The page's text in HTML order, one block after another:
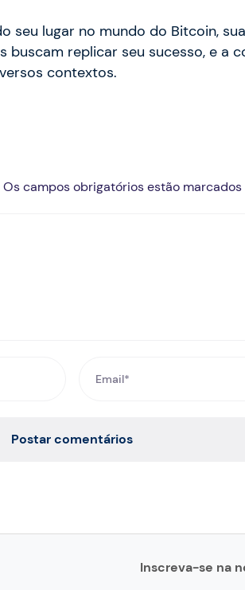
seu lugar no mundo do Bitcoin,
replicar seu sucesso, e a
contextos.
campos obrigatórios estão
Postar comentários
Inscreva-se na